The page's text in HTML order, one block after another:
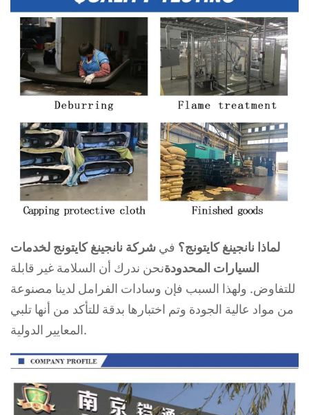
لماذا نانجينغ كايتونج؟ في شركة نانجينغ كايتونج لخدمات
السيارات المحدودةنحن ندرك أن السلامة غير قابلة
للتفاوض. ولهذا السبب فإن وسادات الفرامل لدينا مصنوعة
من مواد عالية الجودة وتم اختبارها بدقة للتأكد من أنها تلبي
المعايير الدولية.